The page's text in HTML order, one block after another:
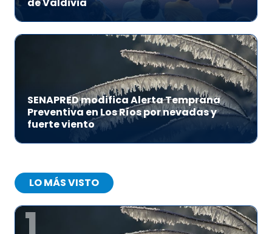
de Valdivia
SENAPRED modifica Alerta Temprana
Preventiva en Los Ríos por nevadas y
fuerte viento
LO MÁS VISTO